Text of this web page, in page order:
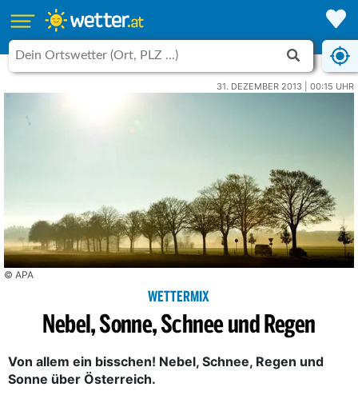
31. DEZEMBER 2013 | 00:15 UHR
© APA
WETTERMIX
Nebel, Sonne, Schnee und Regen
Von allem ein bisschen! Nebel, Schnee, Regen und
Sonne über Österreich.